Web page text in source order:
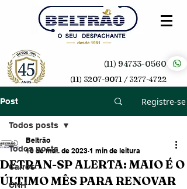
(11) 94733-0560
(11) 3207-9071 / 3277-4722
Post Registre-se
Todos posts
Carros
CNH
Todos posts
DETRAN-SP ALERTA: MAIO É O
ÚLTIMO MÊS PARA RENOVAR
Beltrão
10 de mai. de 2023 1 min de leitura